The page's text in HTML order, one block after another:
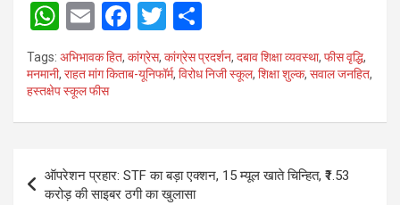
W
h
at
s
A
p
p
E
m
ail
F
a
ce
o
k
T
wi
tt
h
ar
Tags: अभिभावक हित, कांग्रेस, कांग्रेस प्रदर्शन, दबाव शिक्षा व्यवस्था, फीस वृद्धि,
मनमानी, राहत मांग किताब-यूनिफॉर्म, विरोध निजी स्कूल, शिक्षा शुल्क, सवाल जनहित,
हस्तक्षेप स्कूल फीस
navigation
ऑपरेशन प्रहार: STF का बड़ा एक्शन, 15 म्यूल खाते चिन्हित, ₹1.53
करोड़ की साइबर ठगी का खुलासा